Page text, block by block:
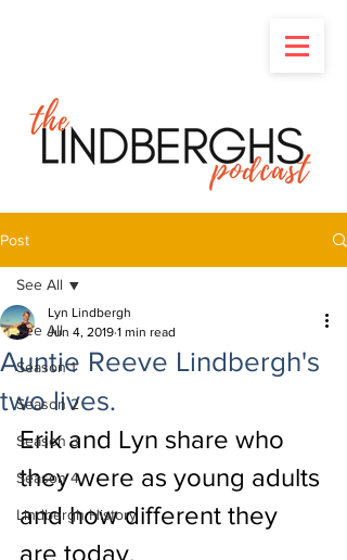
Post
See All
Season 1
Season 2
Season 3
Season 4
Lindbergh History
See All
Auntie Reeve Lindbergh's
two lives.
Lyn Lindbergh
Jun 4, 2019 1 min read
Erik and Lyn share who
they were as young adults
and how different they
are today.